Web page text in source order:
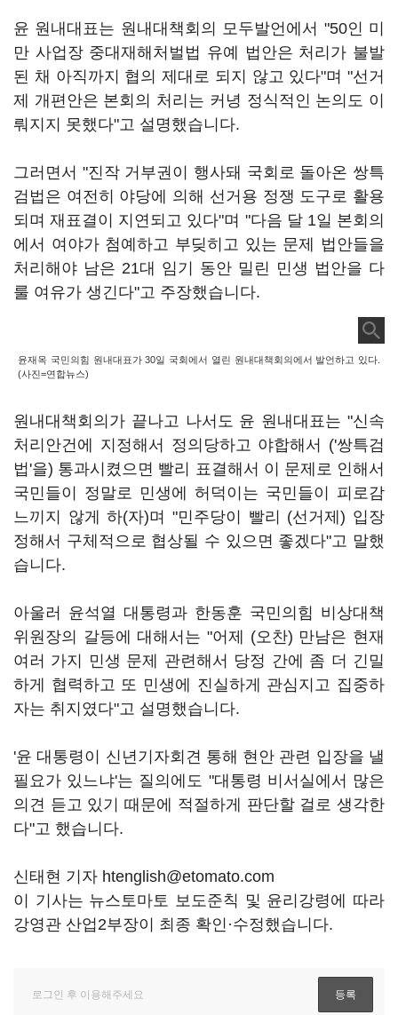
윤 원내대표는 원내대책회의 모두발언에서 "50인 미
만 사업장 중대재해처벌법 유예 법안은 처리가 불발
된 채 아직까지 협의 제대로 되지 않고 있다"며 "선거
제 개편안은 본회의 처리는 커녕 정식적인 논의도 이
뤄지지 못했다"고 설명했습니다.
그러면서 "진작 거부권이 행사돼 국회로 돌아온 쌍특
검법은 여전히 야당에 의해 선거용 정쟁 도구로 활용
되며 재표결이 지연되고 있다"며 "다음 달 1일 본회의
에서 여야가 첨예하고 부딪히고 있는 문제 법안들을
처리해야 남은 21대 임기 동안 밀린 민생 법안을 다
룰 여유가 생긴다"고 주장했습니다.
윤재옥 국민의힘 원내대표가 30일 국회에서 열린 원내대책회의에서 발언하고 있다.
(사진=연합뉴스)
원내대책회의가 끝나고 나서도 윤 원내대표는 "신속
처리안건에 지정해서 정의당하고 야합해서 ('쌍특검
법'을) 통과시켰으면 빨리 표결해서 이 문제로 인해서
국민들이 정말로 민생에 허덕이는 국민들이 피로감
느끼지 않게 하(자)며 "민주당이 빨리 (선거제) 입장
정해서 구체적으로 협상될 수 있으면 좋겠다"고 말했
습니다.
아울러 윤석열 대통령과 한동훈 국민의힘 비상대책
위원장의 갈등에 대해서는 "어제 (오찬) 만남은 현재
여러 가지 민생 문제 관련해서 당정 간에 좀 더 긴밀
하게 협력하고 또 민생에 진실하게 관심지고 집중하
자는 취지였다"고 설명했습니다.
'윤 대통령이 신년기자회견 통해 현안 관련 입장을 낼
필요가 있느냐'는 질의에도 "대통령 비서실에서 많은
의견 듣고 있기 때문에 적절하게 판단할 걸로 생각한
다"고 했습니다.
신태현 기자 htenglish@etomato.com
이 기사는 뉴스토마토 보도준칙 및 윤리강령에 따라
강영관 산업2부장이 최종 확인·수정했습니다.